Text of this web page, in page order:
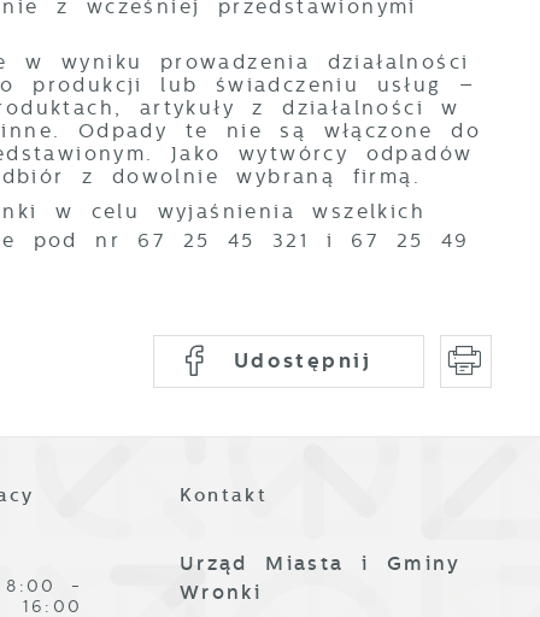
z wcześniej przedstawionymi
wyniku prowadzenia działalności
produkcji lub świadczeniu usług –
artykuły z działalności w
Odpady te nie są włączone do
Jako wytwórcy odpadów
z dowolnie wybraną firmą.
w celu wyjaśnienia wszelkich
pod nr 67 25 45 321 i 67 25 49
Udostępnij
8:00 -
16:00
Kontakt
Urząd Miasta i Gminy
Wronki